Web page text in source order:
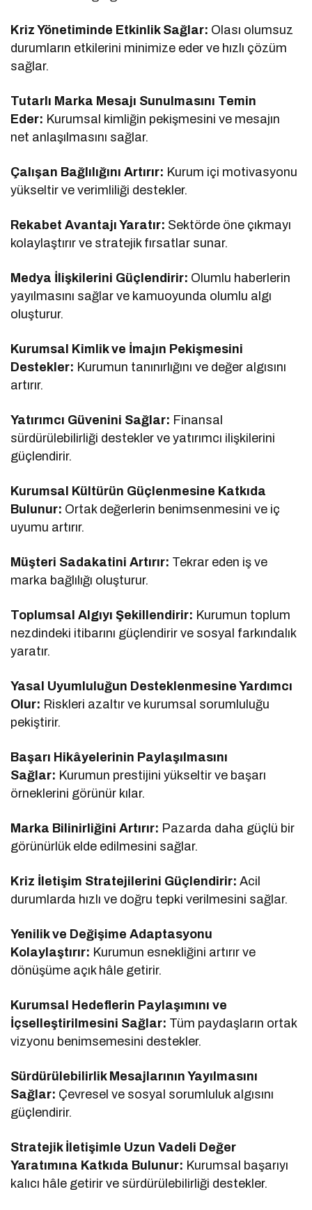
Kriz Yönetiminde Etkinlik Sağlar: Olası olumsuz
durumların etkilerini minimize eder ve hızlı çözüm
sağlar.
Tutarlı Marka Mesajı Sunulmasını Temin
Eder: Kurumsal kimliğin pekişmesini ve mesajın
net anlaşılmasını sağlar.
Çalışan Bağlılığını Artırır: Kurum içi motivasyonu
yükseltir ve verimliliği destekler.
Rekabet Avantajı Yaratır: Sektörde öne çıkmayı
kolaylaştırır ve stratejik fırsatlar sunar.
Medya İlişkilerini Güçlendirir: Olumlu haberlerin
yayılmasını sağlar ve kamuoyunda olumlu algı
oluşturur.
Kurumsal Kimlik ve İmajın Pekişmesini
Destekler: Kurumun tanınırlığını ve değer algısını
artırır.
Yatırımcı Güvenini Sağlar: Finansal
sürdürülebilirliği destekler ve yatırımcı ilişkilerini
güçlendirir.
Kurumsal Kültürün Güçlenmesine Katkıda
Bulunur: Ortak değerlerin benimsenmesini ve iç
uyumu artırır.
Müşteri Sadakatini Artırır: Tekrar eden iş ve
marka bağlılığı oluşturur.
Toplumsal Algıyı Şekillendirir: Kurumun toplum
nezdindeki itibarını güçlendirir ve sosyal farkındalık
yaratır.
Yasal Uyumluluğun Desteklenmesine Yardımcı
Olur: Riskleri azaltır ve kurumsal sorumluluğu
pekiştirir.
Başarı Hikâyelerinin Paylaşılmasını
Sağlar: Kurumun prestijini yükseltir ve başarı
örneklerini görünür kılar.
Marka Bilinirliğini Artırır: Pazarda daha güçlü bir
görünürlük elde edilmesini sağlar.
Kriz İletişim Stratejilerini Güçlendirir: Acil
durumlarda hızlı ve doğru tepki verilmesini sağlar.
Yenilik ve Değişime Adaptasyonu
Kolaylaştırır: Kurumun esnekliğini artırır ve
dönüşüme açık hâle getirir.
Kurumsal Hedeflerin Paylaşımını ve
İçselleştirilmesini Sağlar: Tüm paydaşların ortak
vizyonu benimsemesini destekler.
Sürdürülebilirlik Mesajlarının Yayılmasını
Sağlar: Çevresel ve sosyal sorumluluk algısını
güçlendirir.
Stratejik İletişimle Uzun Vadeli Değer
Yaratımına Katkıda Bulunur: Kurumsal başarıyı
kalıcı hâle getirir ve sürdürülebilirliği destekler.